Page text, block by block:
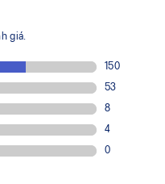
quy trình nhuộm dung
carbon so với công
khi bật mũi chân
ASICS, nhẹ hơn
cao hơn khoảng 13%